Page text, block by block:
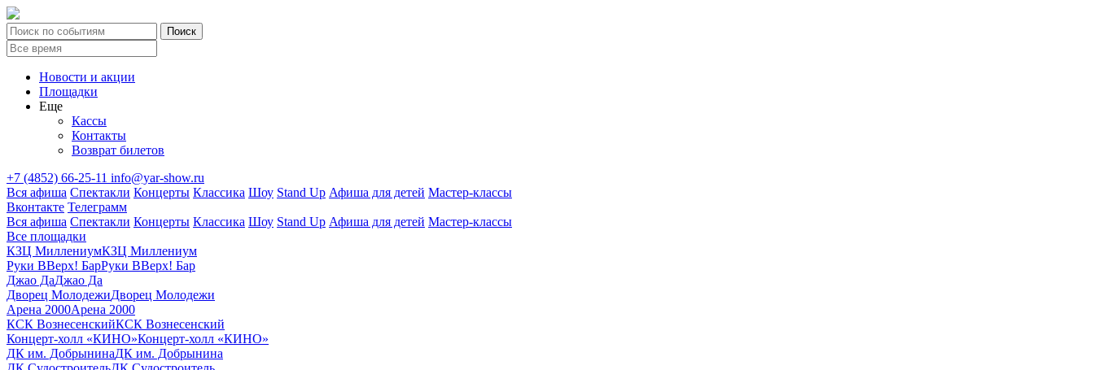
Новости и акции
Площадки
Еще
Кассы
Контакты
Возврат билетов
+7 (4852) 66-25-11 info@yar-show.ru
Вся афиша Спектакли Концерты Классика Шоу Stand Up Афиша для детей Мастер-классы
Вконтакте Телеграмм
Вся афиша Спектакли Концерты Классика Шоу Stand Up Афиша для детей Мастер-классы
Все площадки
КЗЦ МиллениумКЗЦ Миллениум
Руки ВВерх! БарРуки ВВерх! Бар
Джао ДаДжао Да
Дворец МолодежиДворец Молодежи
Арена 2000Арена 2000
КСК ВознесенскийКСК Вознесенский
Концерт-холл «КИНО»Концерт-холл «КИНО»
ДК им. ДобрынинаДК им. Добрынина